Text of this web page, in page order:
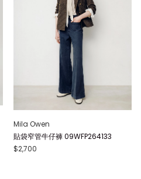
Mila Owen
貼袋窄管牛仔褲 09WFP264133
$2,700